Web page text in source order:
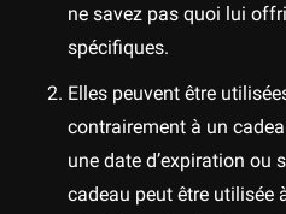
ne savez pas quoi lui
spécifiques.
Elles peuvent être
contrairement à un
une date d’expiration ou
cadeau peut être utilisée